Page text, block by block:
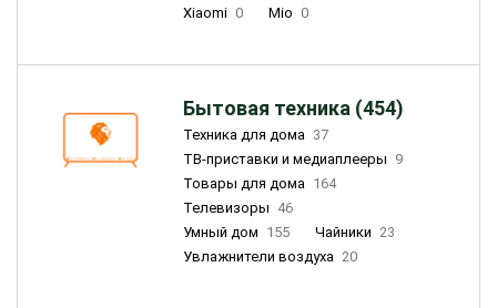
Xiaomi 0 Mio 0
Бытовая техника (454)
Техника для дома 37
ТВ-приставки и медиаплееры 9
Товары для дома 164
Телевизоры 46
Умный дом 155 Чайники 23
Увлажнители воздуха 20